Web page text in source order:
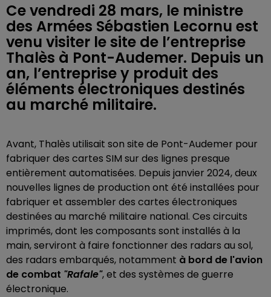
Ce vendredi 28 mars, le ministre
des Armées Sébastien Lecornu est
venu visiter le site de l’entreprise
Thalès à Pont-Audemer. Depuis un
an, l’entreprise y produit des
éléments électroniques destinés
au marché militaire.
Avant, Thalès utilisait son site de Pont-Audemer pour
fabriquer des cartes SIM sur des lignes presque
entièrement automatisées. Depuis janvier 2024, deux
nouvelles lignes de production ont été installées pour
fabriquer et assembler des cartes électroniques
destinées au marché militaire national. Ces circuits
imprimés, dont les composants sont installés à la
main, serviront à faire fonctionner des radars au sol,
des radars embarqués, notamment à bord de l'avion
de combat "Rafale", et des systèmes de guerre
électronique.